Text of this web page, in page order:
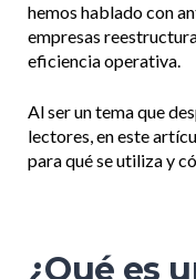
hemos hablado con
empresas
eficiencia operativa.
Al ser un tema que
lectores, en este
para qué se utiliza y
¿Qué es